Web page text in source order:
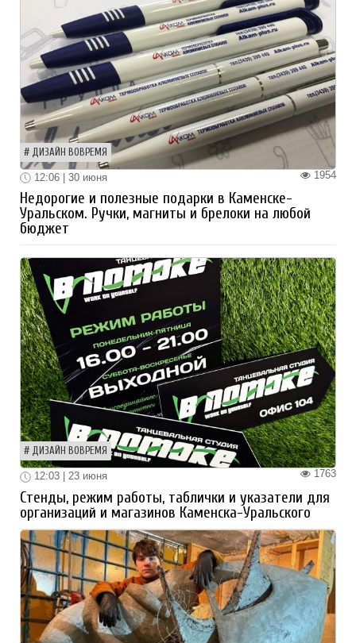
ДИЗАЙН ВОВРЕМЯ
1954
12:06 | 30 июня
Недорогие и полезные подарки в Каменске-
Уральском. Ручки, магниты и брелоки на любой
бюджет
ДИЗАЙН ВОВРЕМЯ
1763
12:03 | 23 июня
Стенды, режим работы, таблички и указатели для
организаций и магазинов Каменска-Уральского